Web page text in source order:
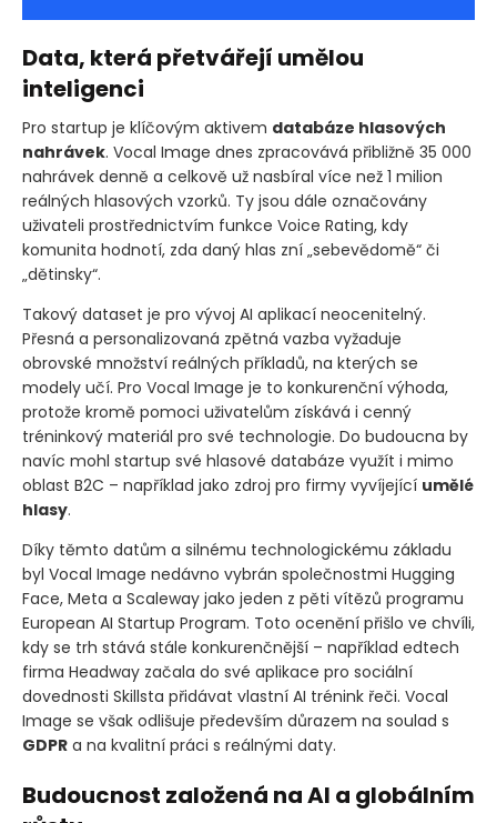
Data, která přetvářejí umělou
inteligenci
Pro startup je klíčovým aktivem databáze hlasových
nahrávek. Vocal Image dnes zpracovává přibližně 35 000
nahrávek denně a celkově už nasbíral více než 1 milion
reálných hlasových vzorků. Ty jsou dále označovány
uživateli prostřednictvím funkce Voice Rating, kdy
komunita hodnotí, zda daný hlas zní „sebevědomě“ či
„dětinsky“.
Takový dataset je pro vývoj AI aplikací neocenitelný.
Přesná a personalizovaná zpětná vazba vyžaduje
obrovské množství reálných příkladů, na kterých se
modely učí. Pro Vocal Image je to konkurenční výhoda,
protože kromě pomoci uživatelům získává i cenný
tréninkový materiál pro své technologie. Do budoucna by
navíc mohl startup své hlasové databáze využít i mimo
oblast B2C – například jako zdroj pro firmy vyvíjející umělé
hlasy.
Díky těmto datům a silnému technologickému základu
byl Vocal Image nedávno vybrán společnostmi Hugging
Face, Meta a Scaleway jako jeden z pěti vítězů programu
European AI Startup Program. Toto ocenění přišlo ve chvíli,
kdy se trh stává stále konkurenčnější – například edtech
firma Headway začala do své aplikace pro sociální
dovednosti Skillsta přidávat vlastní AI trénink řeči. Vocal
Image se však odlišuje především důrazem na soulad s
GDPR a na kvalitní práci s reálnými daty.
Budoucnost založená na AI a globálním